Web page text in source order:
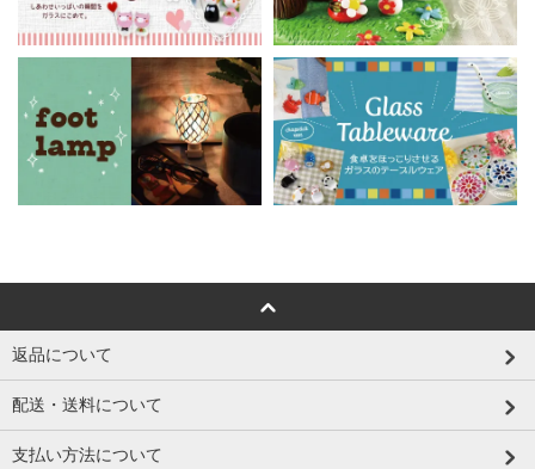
返品について
配送・送料について
支払い方法について